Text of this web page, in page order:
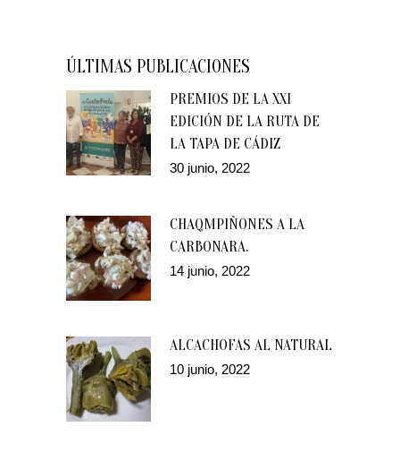
ÚLTIMAS PUBLICACIONES
PREMIOS DE LA XXI
EDICIÓN DE LA RUTA DE
LA TAPA DE CÁDIZ
30 junio, 2022
CHAQMPIÑONES A LA
CARBONARA.
14 junio, 2022
ALCACHOFAS AL NATURAL
10 junio, 2022